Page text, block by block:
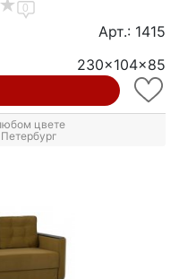
0
Арт.: 1415
230x104x85
цвете